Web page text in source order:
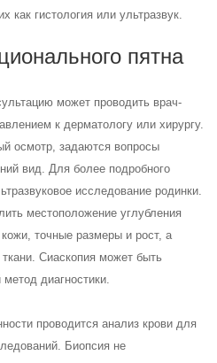
как гистология или ультразвук.
пятна
может проводить врач-
к дерматологу или хирургу.
осмотр, задаются вопросы
вид. Для более подробного
исследование родинки.
местоположение углубления
точные размеры и рост, а
Сиаскопия может быть
диагностики.
проводится анализ крови для
Биопсия не